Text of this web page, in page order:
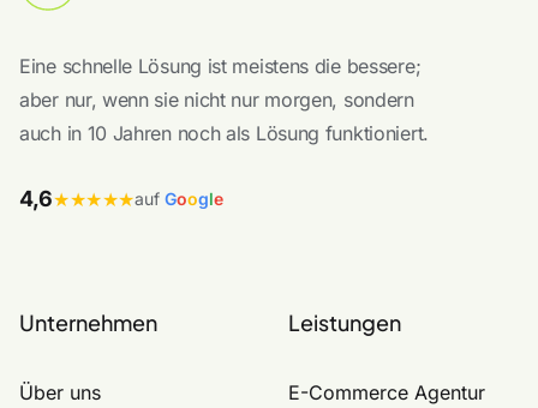
Eine schnelle Lösung ist meistens die bessere;
aber nur, wenn sie nicht nur morgen, sondern
auch in 10 Jahren noch als Lösung funktioniert.
4,6★★★★★auf Google
Unternehmen
Über uns
Leistungen
E-Commerce Agentur